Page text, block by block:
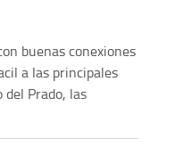
buenas conexiones
a las principales
Prado, las